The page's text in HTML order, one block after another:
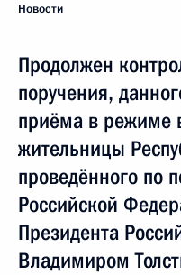
Новости
Продолжен
поручения,
приёма в режиме
жительницы
проведённого по
Российской
Президента
Владимиром